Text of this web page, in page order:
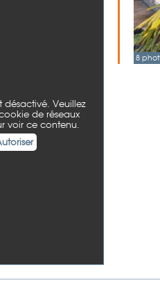
désactivé. Veuillez
de réseaux
voir ce contenu.
8